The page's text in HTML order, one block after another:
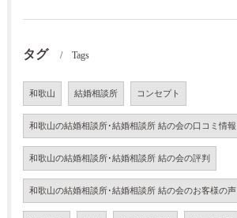
タグ Tags
和歌山 結婚相談所 コンセプト
和歌山の結婚相談所･結婚相談所 結の会の口コミ情報
和歌山の結婚相談所･結婚相談所 結の会の評判
和歌山の結婚相談所･結婚相談所 結の会のお客様の声